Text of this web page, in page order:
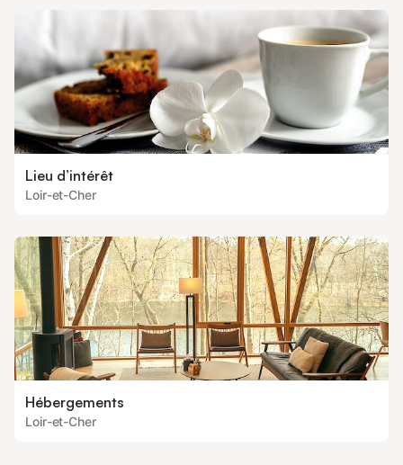
Lieu d’intérêt
Loir-et-Cher
Hébergements
Loir-et-Cher